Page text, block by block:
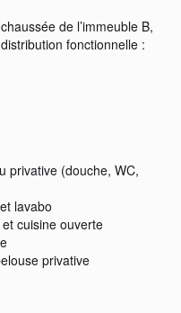
de l’immeuble B,
fonctionnelle :
privative (douche, WC,
lavabo
cuisine ouverte
privative